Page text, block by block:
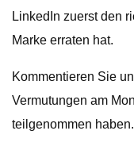
LinkedIn zuerst den
Marke erraten hat.
Kommentieren Sie
Vermutungen am
teilgenommen haben.